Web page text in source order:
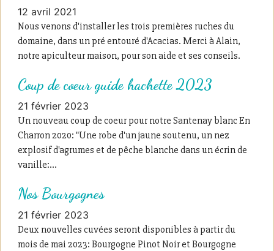
12 avril 2021
Nous venons d'installer les trois premières ruches du
domaine, dans un pré entouré d'Acacias. Merci à Alain,
notre apiculteur maison, pour son aide et ses conseils.
Coup de coeur guide hachette 2023
21 février 2023
Un nouveau coup de coeur pour notre Santenay blanc En
Charron 2020: "Une robe d'un jaune soutenu, un nez
explosif d'agrumes et de pêche blanche dans un écrin de
vanille:...
Nos Bourgognes
21 février 2023
Deux nouvelles cuvées seront disponibles à partir du
mois de mai 2023: Bourgogne Pinot Noir et Bourgogne